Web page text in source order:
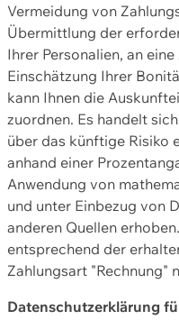
Vermeidung von
Übermittlung der
Ihrer Personalien, an
Einschätzung Ihrer
kann Ihnen die
zuordnen. Es handelt
über das künftige Risiko
anhand einer
Anwendung von
und unter Einbezug von
anderen Quellen
entsprechend der
Zahlungsart "Rechnung"
Datenschutzerklärung